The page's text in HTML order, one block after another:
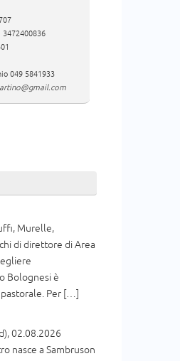
3472400836
049 5841933
Murelle,
di direttore di Area
Bolognesi è
Per […]
02.08.2026
nasce a Sambruson